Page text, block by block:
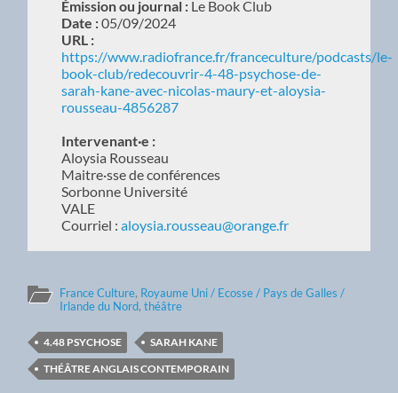
Émission ou journal : Le Book Club
Date :05/09/2024
URL :
https://www.radiofrance.fr/franceculture/podcasts/le-
book-club/redecouvrir-4-48-psychose-de-
sarah-kane-avec-nicolas-maury-et-aloysia-
rousseau-4856287
Intervenant·e :
Aloysia Rousseau
Maitre·sse de conférences
Sorbonne Université
VALE
Courriel :aloysia.rousseau@orange.fr
France Culture, Royaume Uni / Ecosse / Pays de Galles /
Irlande du Nord,théâtre
4.48 PSYCHOSE
SARAH KANE
THÉÂTRE ANGLAIS CONTEMPORAIN